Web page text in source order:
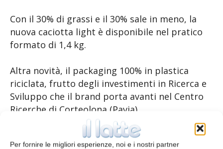
Per fornire le migliori esperienze, noi e i nostri partner
Con il 30% di grassi e il 30% sale in meno, la
nuova caciotta light è disponibile nel pratico
formato di 1,4 kg.
Altra novità, il packaging 100% in plastica
riciclata, frutto degli investimenti in Ricerca e
Sviluppo che il brand porta avanti nel Centro
Ricerche di Corteolona (Pavia).
TAGS Lactalis